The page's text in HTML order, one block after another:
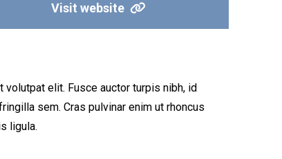
Visit website
elit. Fusce auctor turpis nibh, id
sem. Cras pulvinar enim ut rhoncus
ligula.